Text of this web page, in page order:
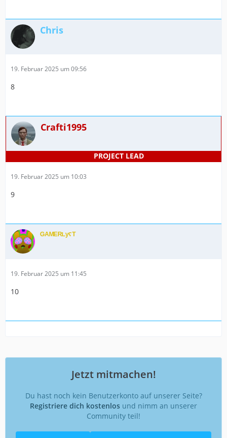
Chris
19. Februar 2025 um 09:56
8
Crafti1995
19. Februar 2025 um 10:03
9
ᴳᴬᴹᴱᴿᴸʸˁᵀ
19. Februar 2025 um 11:45
10
Jetzt mitmachen!
Du hast noch kein Benutzerkonto auf unserer Seite?
Registriere dich kostenlos und nimm an unserer
Community teil!